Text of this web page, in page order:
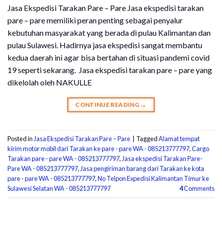
Jasa Ekspedisi Tarakan Pare – Pare Jasa ekspedisi tarakan
pare – pare memiliki peran penting sebagai penyalur
kebutuhan masyarakat yang berada di pulau Kalimantan dan
pulau Sulawesi. Hadirnya jasa ekspedisi sangat membantu
kedua daerah ini agar bisa bertahan di situasi pandemi covid
19 seperti sekarang. Jasa ekspedisi tarakan pare – pare yang
dikelolah oleh NAKULLE
CONTINUE READING →
Posted in Jasa Ekspedisi Tarakan Pare – Pare TaggedAlamat tempat
kirim motor mobil dari Tarakan ke pare - pare WA - 085213777797,Cargo
Tarakan pare - pare WA - 085213777797, Jasa ekspedisi Tarakan Pare-
Pare WA - 085213777797, Jasa pengiriman barang dari Tarakan ke kota
pare - pare WA - 085213777797,No Telpon Expedisi Kalimantan Timur ke
Sulawesi Selatan WA - 085213777797
4Comments